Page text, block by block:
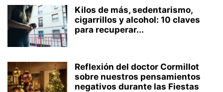
Kilos de más, sedentarismo,
cigarrillos y alcohol: 10 claves
para recuperar...
Reflexión del doctor Cormillot
sobre nuestros pensamientos
negativos durante las Fiestas